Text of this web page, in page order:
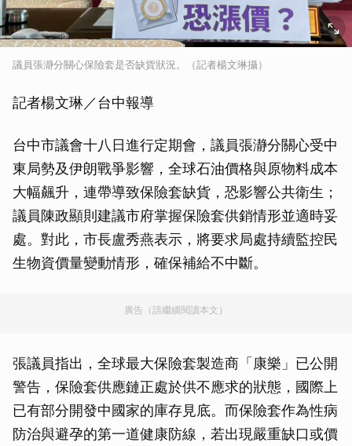
議員張瀞分關心保險套是否缺貨狀況。（記者楊文琳攝）
記者楊文琳／台中報導
台中市議會十八日進行定期會，議員張瀞分關心受中
東局勢及伊朗戰爭影響，全球石油價格與原物料成本
大幅飆升，連帶導致保險套缺貨，恐影響公共衛生；
議員陳政顯則建議市府掌握保險套供銷情形並適時妥
處。對此，市長盧秀燕表示，將要求局處持續監控民
生物資價量變動情形，確保補給不中斷。
廣告（請繼續閱讀本文）
張議員指出，全球最大保險套製造商「康樂」已公開
警告，保險套供應鏈正處於供不應求的狀態，國際上
已有部分開發中國家的庫存見底。而保險套作為性病
防治與避孕的第一道健康防線，若出現嚴重缺口或價